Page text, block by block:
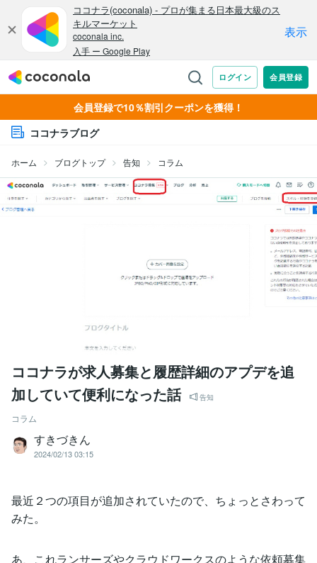
会員登録で10％割引クーポンを獲得！
ココナラブログ
ホーム ブログトップ 告知 コラム
ココナラが求人募集と履歴詳細のアプデを追
加していて便利になった話
告知
コラム
すきづきん
2024/02/13 03:15
最近２つの項目が追加されていたので、ちょっとさわって
みた。
あ、これランサーズやクラウドワークスのような依頼募集